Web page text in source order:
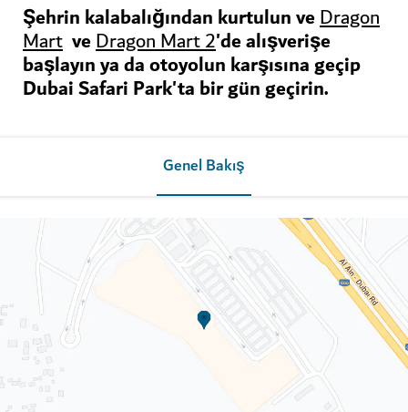
Şehrin kalabalığından kurtulun veDragon
Mart veDragon Mart 2'de alışverişe
başlayın ya da otoyolun karşısına geçip
Dubai Safari Park'ta bir gün geçirin.
Genel Bakış